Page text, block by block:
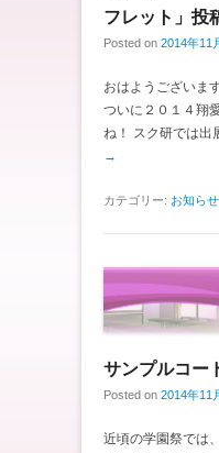
フレット」投
Posted on 2014年11
おはようございま
ついに２０１４翔
ね！ スク研では出
→
カテゴリー: お知らせ
サンプルコー
Posted on 2014年11
近頃の学園祭では